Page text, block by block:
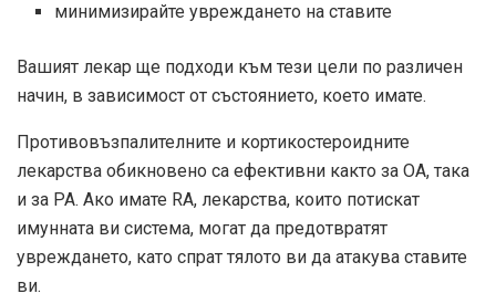
минимизирайте увреждането на ставите
Вашият лекар ще подходи към тези цели по различен
начин, в зависимост от състоянието, което имате.
Противовъзпалителните и кортикостероидните
лекарства обикновено са ефективни както за ОА, така
и за РА. Ако имате RA, лекарства, които потискат
имунната ви система, могат да предотвратят
увреждането, като спрат тялото ви да атакува ставите
ви.